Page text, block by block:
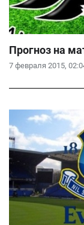
7 февраля 2015,
Прогноз на